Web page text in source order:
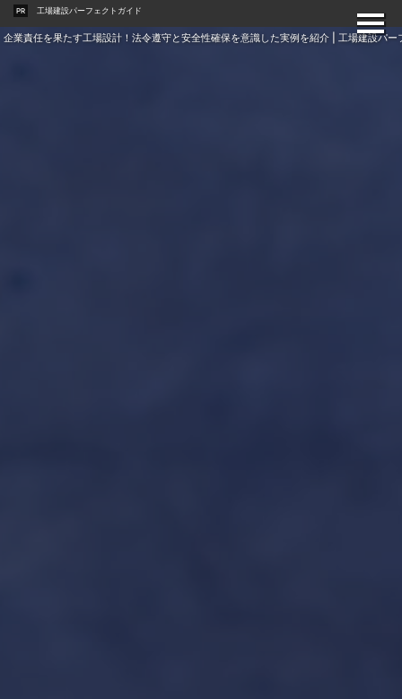
PR 工場建設パーフェクトガイド
企業責任を果たす工場設計！法令遵守と安全性確保を意識した実例を紹介 | 工場建設パー